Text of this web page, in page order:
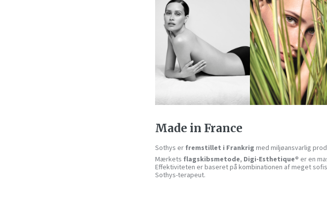
Made in France
Sothys er fremstillet i Frankrig med miljøansvarlig
Mærkets flagskibsmetode, Digi-Esthetique® er en
Effektiviteten er baseret på kombinationen af ​​meget
Sothys-terapeut.